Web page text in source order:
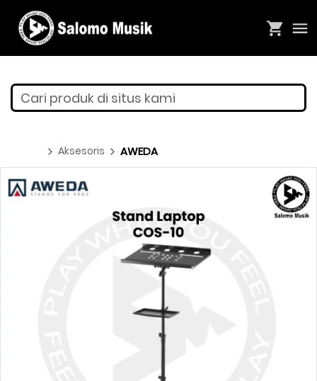
Cari produk di situs kami
Aksesoris AWEDA